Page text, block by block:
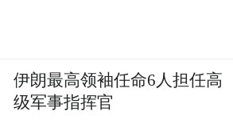
伊朗最高领袖任命6人担任高
级军事指挥官